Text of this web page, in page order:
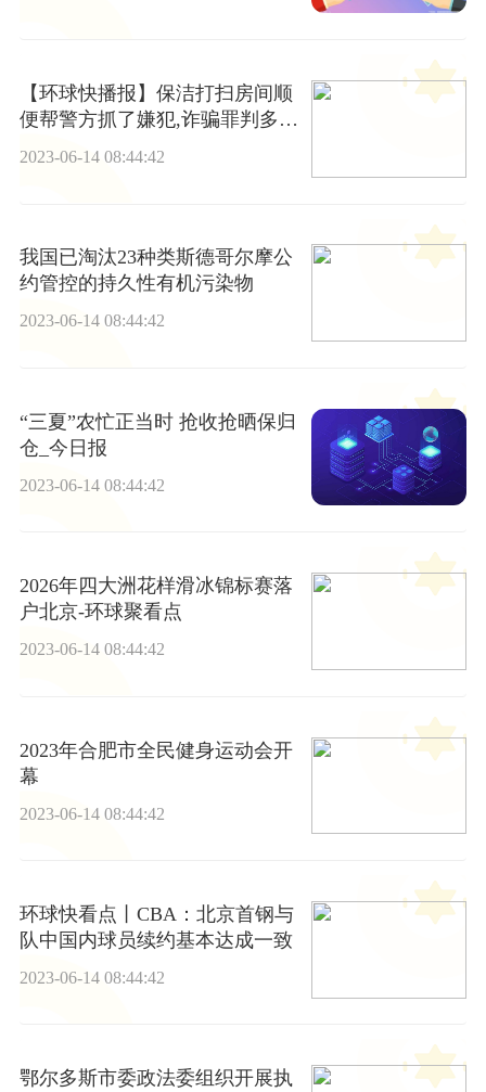
【环球快播报】保洁打扫房间顺
便帮警方抓了嫌犯,诈骗罪判多少
年
2023-06-14 08:44:42
我国已淘汰23种类斯德哥尔摩公
约管控的持久性有机污染物
2023-06-14 08:44:42
“三夏”农忙正当时 抢收抢晒保归
仓_今日报
2023-06-14 08:44:42
2026年四大洲花样滑冰锦标赛落
户北京-环球聚看点
2023-06-14 08:44:42
2023年合肥市全民健身运动会开
幕
2023-06-14 08:44:42
环球快看点丨CBA：北京首钢与
队中国内球员续约基本达成一致
2023-06-14 08:44:42
鄂尔多斯市委政法委组织开展执